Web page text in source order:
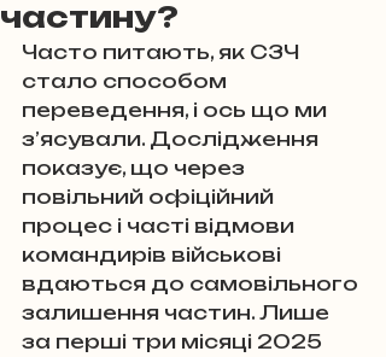
частину?
Часто питають, як СЗЧ
стало способом
переведення, і ось що ми
з’ясували. Дослідження
показує, що через
повільний офіційний
процес і часті відмови
командирів військові
вдаються до самовільного
залишення частин. Лише
за перші три місяці 2025